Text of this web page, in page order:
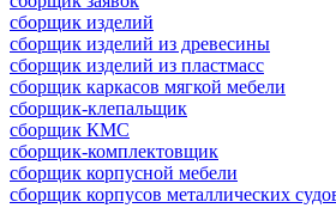
сборщик изделий
сборщик изделий из древесины
сборщик изделий из пластмасс
сборщик каркасов мягкой мебели
сборщик-клепальщик
сборщик КМС
сборщик-комплектовщик
сборщик корпусной мебели
сборщик корпусов металлических